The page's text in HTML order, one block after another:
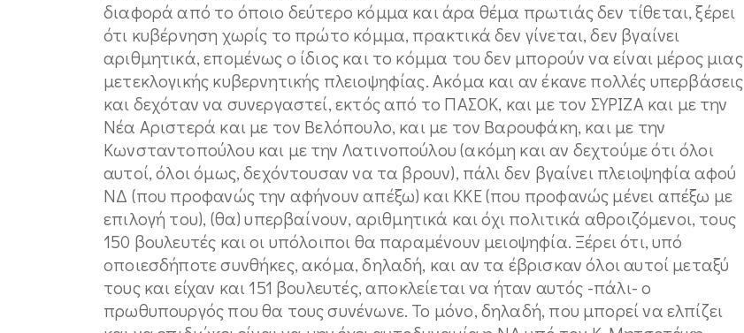
διαφορά από το όποιο δεύτερο κόμμα και άρα θέμα πρωτιάς δεν τίθεται, ξέρει
ότι κυβέρνηση χωρίς το πρώτο κόμμα, πρακτικά δεν γίνεται, δεν βγαίνει
αριθμητικά, επομένως ο ίδιος και το κόμμα του δεν μπορούν να είναι μέρος μιας
μετεκλογικής κυβερνητικής πλειοψηφίας. Ακόμα και αν έκανε πολλές υπερβάσεις
και δεχόταν να συνεργαστεί, εκτός από το ΠΑΣΟΚ, και με τον ΣΥΡΙΖΑ και με την
Νέα Αριστερά και με τον Βελόπουλο, και με τον Βαρουφάκη, και με την
Κωνσταντοπούλου και με την Λατινοπούλου (ακόμη και αν δεχτούμε ότι όλοι
αυτοί, όλοι όμως, δεχόντουσαν να τα βρουν), πάλι δεν βγαίνει πλειοψηφία αφού
ΝΔ (που προφανώς την αφήνουν απέξω) και ΚΚΕ (που προφανώς μένει απέξω με
επιλογή του), (θα) υπερβαίνουν, αριθμητικά και όχι πολιτικά αθροιζόμενοι, τους
150 βουλευτές και οι υπόλοιποι θα παραμένουν μειοψηφία. Ξέρει ότι, υπό
οποιεσδήποτε συνθήκες, ακόμα, δηλαδή, και αν τα έβρισκαν όλοι αυτοί μεταξύ
τους και είχαν και 151 βουλευτές, αποκλείεται να ήταν αυτός -πάλι- ο
πρωθυπουργός που θα τους συνένωνε. Το μόνο, δηλαδή, που μπορεί να ελπίζει